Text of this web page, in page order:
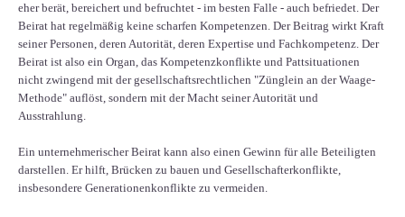
eher berät, bereichert und befruchtet - im besten Falle - auch befriedet. Der
Beirat hat regelmäßig keine scharfen Kompetenzen. Der Beitrag wirkt Kraft
seiner Personen, deren Autorität, deren Expertise und Fachkompetenz. Der
Beirat ist also ein Organ, das Kompetenzkonflikte und Pattsituationen
nicht zwingend mit der gesellschaftsrechtlichen "Zünglein an der Waage-
Methode" auflöst, sondern mit der Macht seiner Autorität und
Ausstrahlung.
Ein unternehmerischer Beirat kann also einen Gewinn für alle Beteiligten
darstellen. Er hilft, Brücken zu bauen und Gesellschafterkonflikte,
insbesondere Generationenkonflikte zu vermeiden.